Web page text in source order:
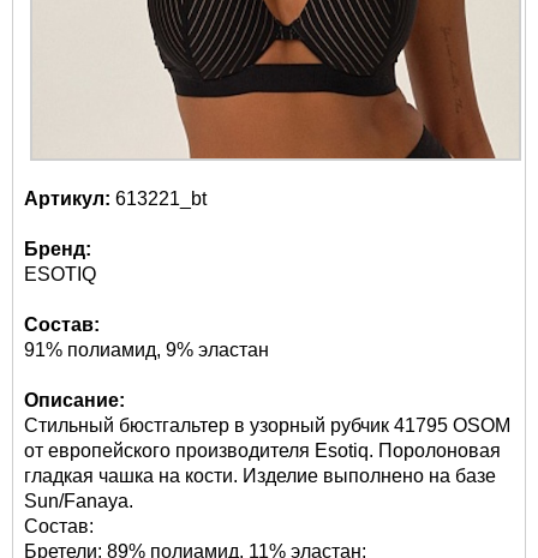
Артикул: 613221_bt
Бренд:
ESOTIQ
Состав:
91% полиамид, 9% эластан
Описание:
Стильный бюстгальтер в узорный рубчик 41795 OSOM
от европейского производителя Esotiq. Поролоновая
гладкая чашка на кости. Изделие выполнено на базе
Sun/Fanaya.
Состав:
Бретели: 89% полиамид, 11% эластан;